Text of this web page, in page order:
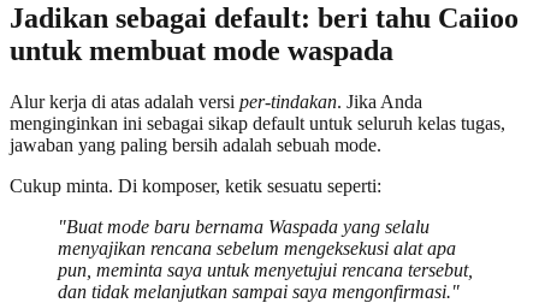
Jadikan sebagai default: beri tahu Caiioo
untuk membuat mode waspada
Alur kerja di atas adalah versi per-tindakan. Jika Anda
menginginkan ini sebagai sikap default untuk seluruh kelas tugas,
jawaban yang paling bersih adalah sebuah mode.
Cukup minta. Di komposer, ketik sesuatu seperti:
"Buat mode baru bernama Waspada yang selalu
menyajikan rencana sebelum mengeksekusi alat apa
pun, meminta saya untuk menyetujui rencana tersebut,
dan tidak melanjutkan sampai saya mengonfirmasi."